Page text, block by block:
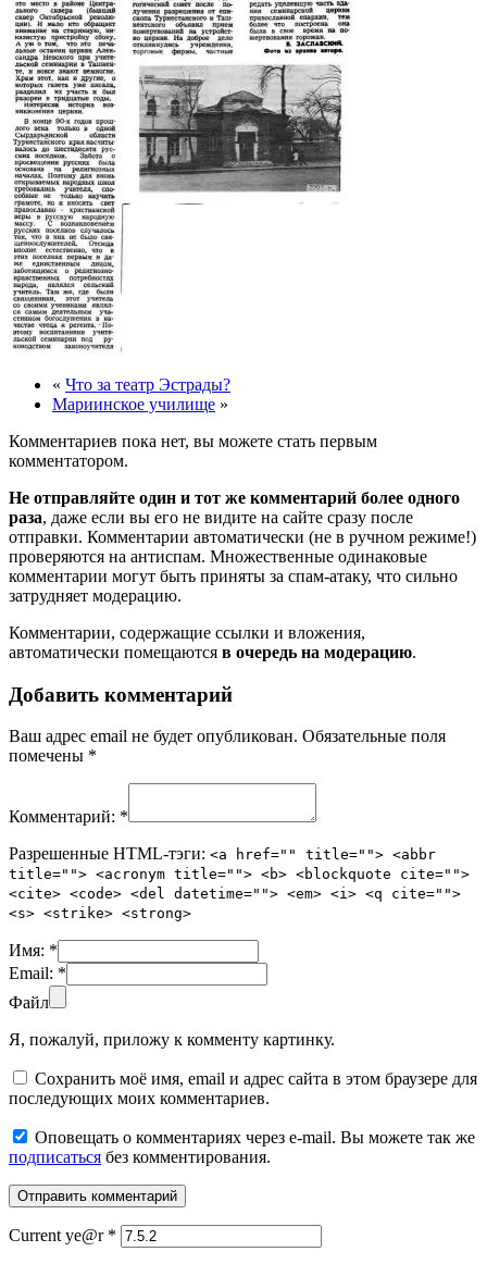
« Что за театр Эстрады?
Мариинское училище »
Комментариев пока нет, вы можете стать первым
комментатором.
Не отправляйте один и тот же комментарий более одного
раза, даже если вы его не видите на сайте сразу после
отправки. Комментарии автоматически (не в ручном режиме!)
проверяются на антиспам. Множественные одинаковые
комментарии могут быть приняты за спам-атаку, что сильно
затрудняет модерацию.
Комментарии, содержащие ссылки и вложения,
автоматически помещаются в очередь на модерацию.
Добавить комментарий
Ваш адрес email не будет опубликован. Обязательные поля
помечены *
Комментарий: *
Разрешенные HTML-тэги: <a href="" title=""> <abbr
title=""> <acronym title=""> <b> <blockquote cite="">
<cite> <code> <del datetime=""> <em> <i> <q cite="">
<s> <strike> <strong>
Имя: *
Email: *
Файл
Я, пожалуй, приложу к комменту картинку.
Сохранить моё имя, email и адрес сайта в этом браузере для
последующих моих комментариев.
Оповещать о комментариях через e-mail. Вы можете так же
подписаться без комментирования.
Current ye@r *